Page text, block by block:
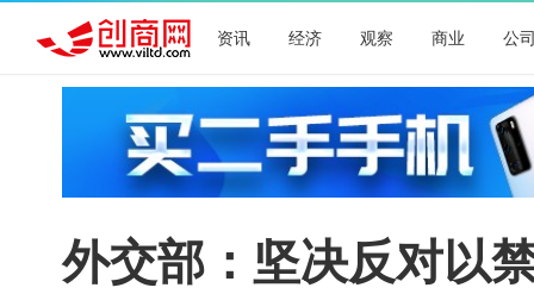
资讯 经济 观察 商业 公
外交部：坚决反对以